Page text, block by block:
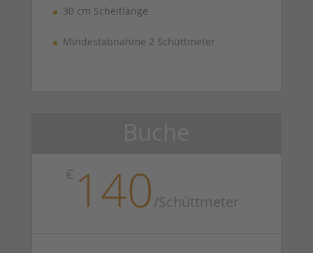
30 cm Scheitlänge
Mindestabnahme 2 Schüttmeter
€ 140/Schüttmeter